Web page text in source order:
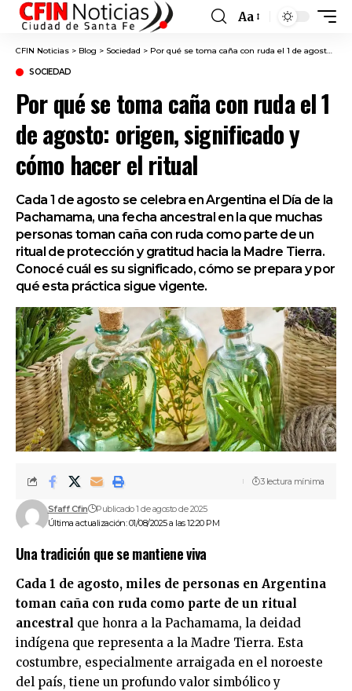
Font
Resizer
Aa
CFIN Noticias > Blog > Sociedad > Por qué se toma caña con ruda el 1 de agosto: origen, significado y cómo hacer el ritual
SOCIEDAD
Por qué se toma caña con ruda el 1
de agosto: origen, significado y
cómo hacer el ritual
Cada 1 de agosto se celebra en Argentina el Día de la
Pachamama, una fecha ancestral en la que muchas
personas toman caña con ruda como parte de un
ritual de protección y gratitud hacia la Madre Tierra.
Conocé cuál es su significado, cómo se prepara y por
qué esta práctica sigue vigente.
Última actualización: 01/08/2025 a las 12:20 PM
Sfaff Cfin Publicado 1 de agosto de 2025
3 lectura mínima
Una tradición que se mantiene viva
Cada 1 de agosto, miles de personas en Argentina
toman caña con ruda como parte de un ritual
ancestral que honra a la Pachamama, la deidad
indígena que representa a la Madre Tierra. Esta
costumbre, especialmente arraigada en el noroeste
del país, tiene un profundo valor simbólico y